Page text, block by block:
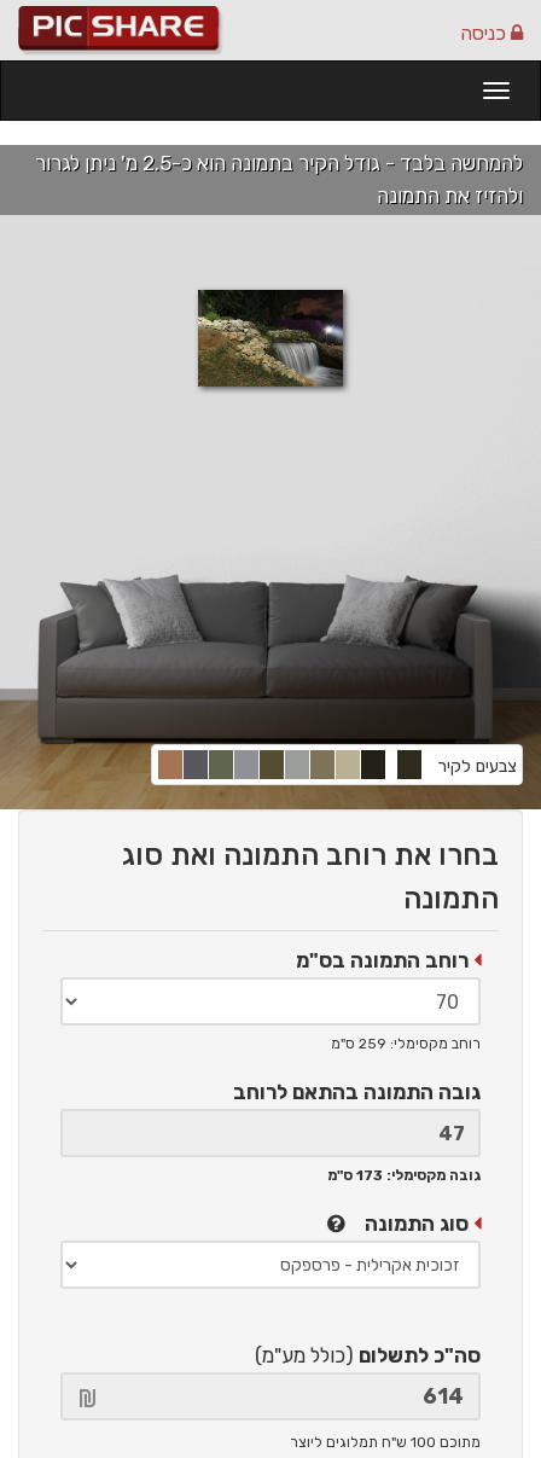
כניסה
להמחשה בלבד - גודל הקיר בתמונה הוא כ-2.5 מ' ניתן לגרור
ולהזיז את התמונה
צבעים לקיר
בחרו את רוחב התמונה ואת סוג
התמונה
רוחב התמונה בס"מ
רוחב מקסימלי: 259 ס"מ
גובה התמונה בהתאם לרוחב
גובה מקסימלי: 173 ס"מ
סוג התמונה
סה"כ לתשלום (כולל מע"מ)
מתוכם 100 ש"ח תמלוגים ליוצר